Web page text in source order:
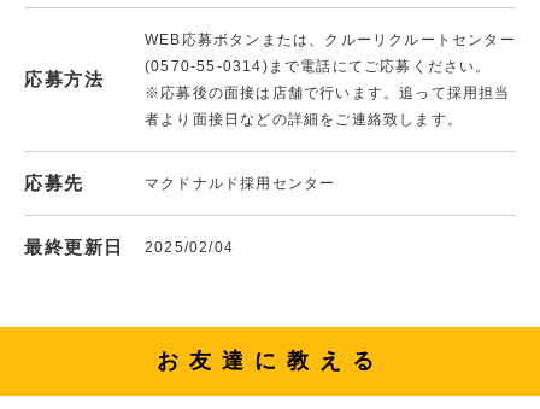
応募方法
WEB応募ボタンまたは、クルーリクルートセンター
(0570-55-0314)まで電話にてご応募ください。
※応募後の面接は店舗で行います。追って採用担当
者より面接日などの詳細をご連絡致します。
応募先 マクドナルド採用センター
最終更新日 2025/02/04
お友達に教える